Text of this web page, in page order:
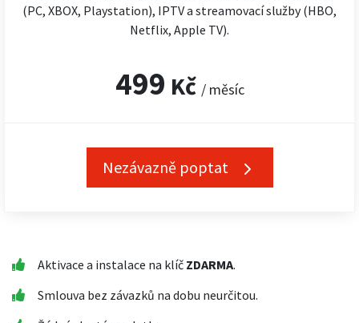
(PC, XBOX, Playstation), IPTV a streamovací služby (HBO,
Netflix, Apple TV).
499 Kč / měsíc
Nezávazně poptat
Aktivace a instalace na klíč ZDARMA.
Smlouva bez závazků na dobu neurčitou.